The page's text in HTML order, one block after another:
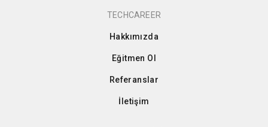
TECHCAREER
Hakkımızda
Eğitmen Ol
Referanslar
İletişim